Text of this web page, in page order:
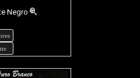
Negro